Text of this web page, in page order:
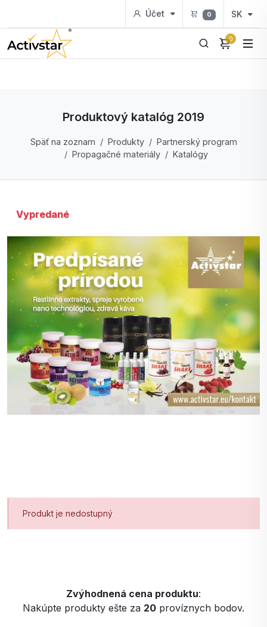
Účet 0 SK
0
Produktový katalóg 2019
Späť na zoznam Produkty
Partnerský program
Propagačné materiály
Katalógy
Vypredané
Produkt je nedostupný
Zvýhodnená cena produktu:
Nakúpte produkty ešte za 20 províznych bodov.